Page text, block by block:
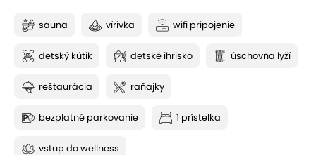
sauna vírivka wifi pripojenie
detský kútik detské ihrisko úschovňa lyží
reštaurácia raňajky
bezplatné parkovanie 1 prístelka
vstup do wellness